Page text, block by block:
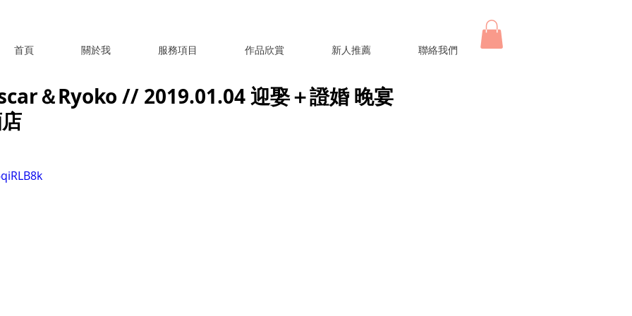
首頁 關於我 服務項目 作品欣賞 新人推薦 聯絡我們
＆Ryoko // 2019.01.04 迎娶＋證婚 晚宴